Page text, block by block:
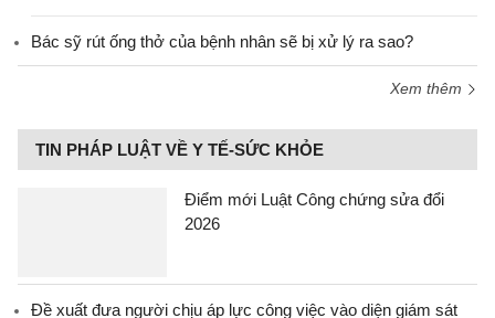
Bác sỹ rút ống thở của bệnh nhân sẽ bị xử lý ra sao?
Xem thêm
TIN PHÁP LUẬT VỀ Y TẾ-SỨC KHỎE
Điểm mới Luật Công chứng sửa đổi
2026
Đề xuất đưa người chịu áp lực công việc vào diện giám sát